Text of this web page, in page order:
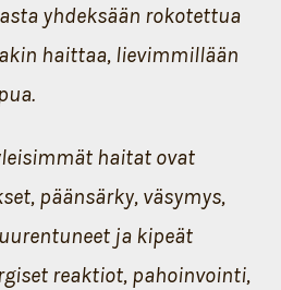
yhdeksään rokotettua
haittaa, lievimmillään
haitat ovat
päänsärky, väsymys,
ja kipeät
reaktiot, pahoinvointi,